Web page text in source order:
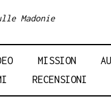
Madonie
MISSION
RECENSIONI